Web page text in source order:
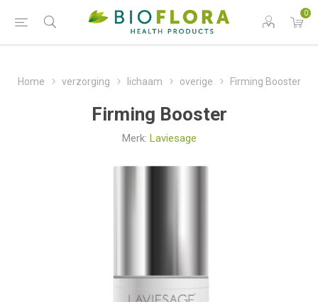
0
Home verzorging lichaam overige Firming Booster
Firming Booster
Merk: Laviesage